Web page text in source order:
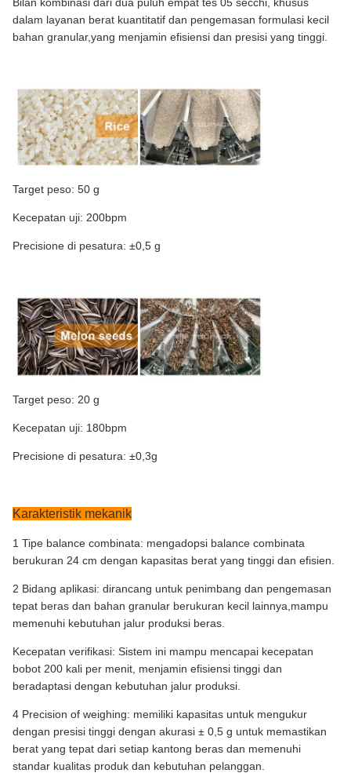
dalam layanan berat kuantitatif dan pengemasan formulasi kecil
bahan granular,yang menjamin efisiensi dan presisi yang tinggi.
Target peso: 50 g
Kecepatan uji: 200bpm
Precisione di pesatura: ±0,5 g
Target peso: 20 g
Kecepatan uji: 180bpm
Precisione di pesatura: ±0,3g
Karakteristik mekanik
1 Tipe balance combinata: mengadopsi balance combinata
berukuran 24 cm dengan kapasitas berat yang tinggi dan efisien.
2 Bidang aplikasi: dirancang untuk penimbang dan pengemasan
tepat beras dan bahan granular berukuran kecil lainnya,mampu
memenuhi kebutuhan jalur produksi beras.
Kecepatan verifikasi: Sistem ini mampu mencapai kecepatan
bobot 200 kali per menit, menjamin efisiensi tinggi dan
beradaptasi dengan kebutuhan jalur produksi.
4 Precision of weighing: memiliki kapasitas untuk mengukur
dengan presisi tinggi dengan akurasi ± 0,5 g untuk memastikan
berat yang tepat dari setiap kantong beras dan memenuhi
standar kualitas produk dan kebutuhan pelanggan.